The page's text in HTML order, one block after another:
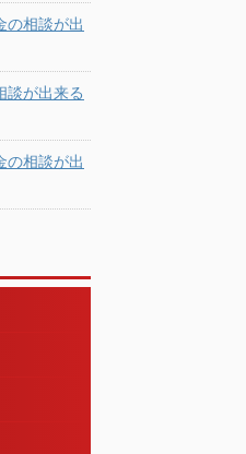
の相談が出
談が出来る
の相談が出